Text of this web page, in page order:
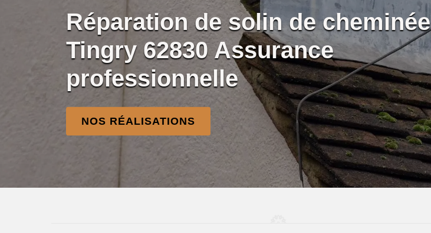
Réparation de solin de cheminée
Tingry 62830 Assurance
professionnelle
NOS RÉALISATIONS